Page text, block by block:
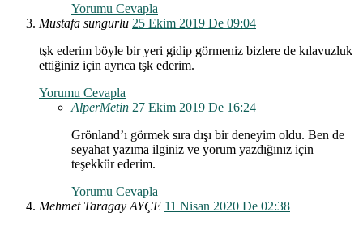
Yorumu Cevapla
Mustafa sungurlu 25 Ekim 2019 De 09:04
tşk ederim böyle bir yeri gidip görmeniz bizlere de kılavuzluk
ettiğiniz için ayrıca tşk ederim.
Yorumu Cevapla
AlperMetin 27 Ekim 2019 De 16:24
Grönland’ı görmek sıra dışı bir deneyim oldu. Ben de
seyahat yazıma ilginiz ve yorum yazdığınız için
teşekkür ederim.
Yorumu Cevapla
Mehmet Taragay AYÇE 11 Nisan 2020 De 02:38